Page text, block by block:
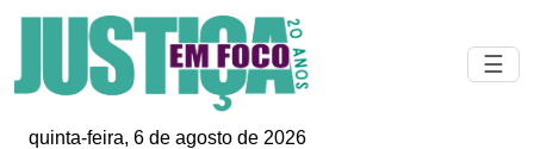
☰
quinta-feira, 6 de agosto de 2026